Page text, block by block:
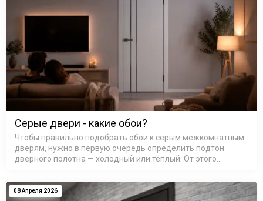
Серые двери - какие обои?
Чтобы правильно подобрать обои к серым межкомнатным
дверям, нужно в первую очередь определить подтон
дверного полотна — холодный или тёплый. От этого
тёплого с холодным без…
08 Апреля 2026